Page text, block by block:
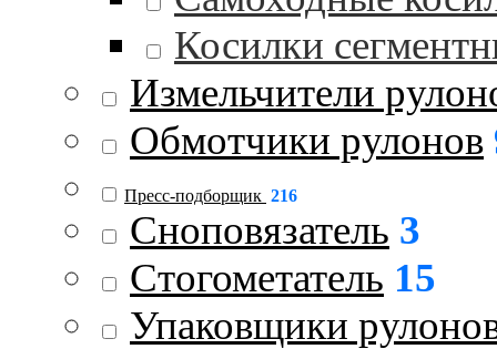
Косилки
Измельчители
Обмотчики рулонов
Пресс-подборщик 216
Сноповязатель 3
Стогометатель 15
Упаковщики